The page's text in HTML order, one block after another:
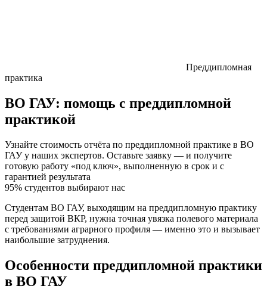
Преддипломная
практика
ВО ГАУ: помощь с преддипломной
практикой
Узнайте стоимость отчёта по преддипломной практике в ВО
ГАУ у наших экспертов. Оставьте заявку — и получите
готовую работу «под ключ», выполненную в срок и с
гарантией результата
95% студентов выбирают нас
Студентам ВО ГАУ, выходящим на преддипломную практику
перед защитой ВКР, нужна точная увязка полевого материала
с требованиями аграрного профиля — именно это и вызывает
наибольшие затруднения.
Особенности преддипломной практики
в ВО ГАУ